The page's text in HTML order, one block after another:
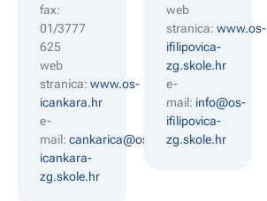
fax:
01/3777
625
web
stranica: www.os-
icankara.hr
e-
mail: cankarica@os-
icankara-
zg.skole.hr
web
stranica: www.os-
ifilipovica-
zg.skole.hr
e-
mail: info@os-
ifilipovica-
zg.skole.hr